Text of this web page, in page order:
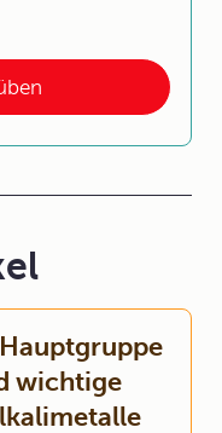
wichtige